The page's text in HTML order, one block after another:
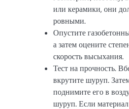
или керамики, они
ровными.
Опустите
а затем оцените
скорость высыхания.
Тест на прочность.
вкрутите шуруп.
поднимите его в
шуруп. Если